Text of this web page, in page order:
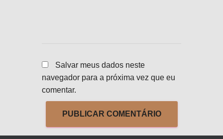
Salvar meus dados neste
navegador para a próxima vez que eu
comentar.